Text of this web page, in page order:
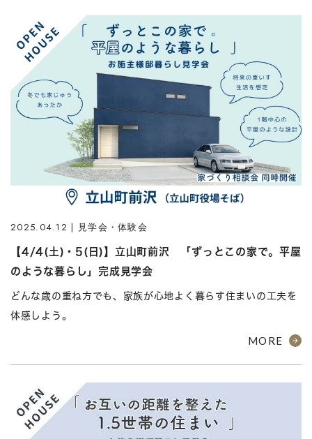
2025.04.12 | 見学会・体験会
【4/4(土)・5(日)】立山町前沢 「ずっとこの家で。平屋
のような暮らし」完成見学会
どんな歳の重ね方でも、家族が心地よく暮らす住まいの工夫を
体感しよう。
MORE